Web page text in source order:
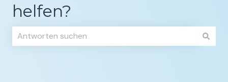
helfen?